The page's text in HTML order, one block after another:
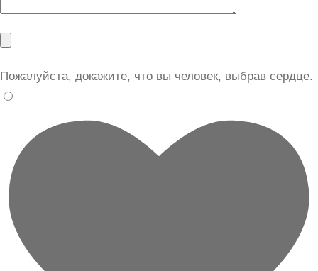
Пожалуйста, докажите, что вы человек, выбрав сердце.